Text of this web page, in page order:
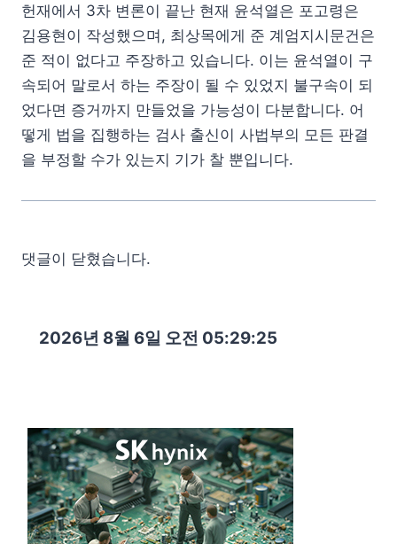
헌재에서 3차 변론이 끝난 현재 윤석열은 포고령은
김용현이 작성했으며, 최상목에게 준 계엄지시문건은
준 적이 없다고 주장하고 있습니다. 이는 윤석열이 구
속되어 말로서 하는 주장이 될 수 있었지 불구속이 되
었다면 증거까지 만들었을 가능성이 다분합니다. 어
떻게 법을 집행하는 검사 출신이 사법부의 모든 판결
을 부정할 수가 있는지 기가 찰 뿐입니다.
댓글이 닫혔습니다.
2026년 8월 6일 오전 05:29:26